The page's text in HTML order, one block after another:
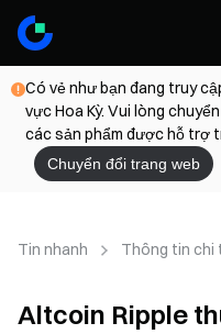
Có vẻ như bạn đang truy
vực Hoa Kỳ. Vui lòng
các sản phẩm được hỗ trợ
Chuyển đổi trang web
Tin nhanh Thông tin chi
Altcoin Ripple